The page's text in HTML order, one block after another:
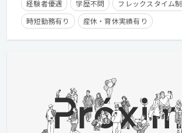
経験者優遇 学歴不問
フレックスタイム制
時短勤務有り
産休・育休実績有り
クライアントとの直接取引多数
在宅勤務可